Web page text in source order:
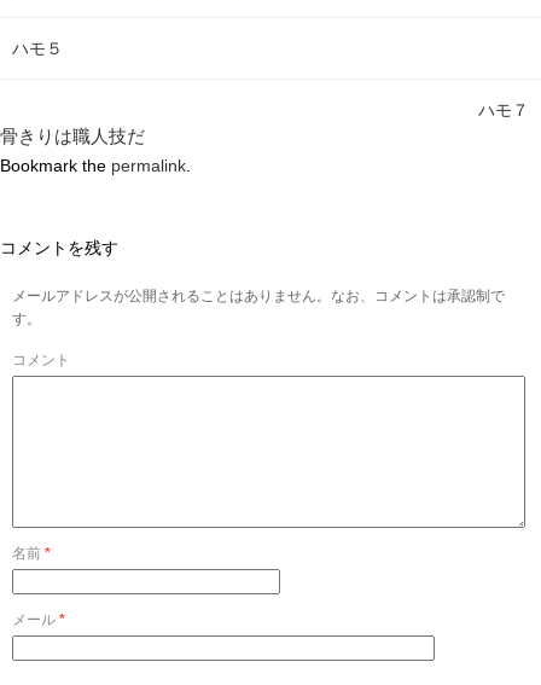
ハモ５
ハモ７
骨きりは職人技だ
Bookmark the permalink
コメントを残す
メールアドレスが公開されることはありません。なお、コメントは承認制で
す。
コメント
名前 *
メール *